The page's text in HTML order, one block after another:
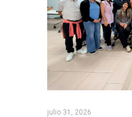
julio 31, 2026